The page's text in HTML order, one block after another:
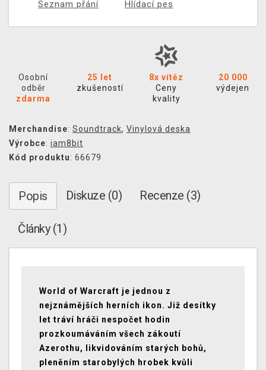
Seznam přání Hlídací pes
Osobní
odběr
zdarma
25 let
zkušeností
8x vítěz
Ceny
kvality
20 000
výdejen
Merchandise: Soundtrack, Vinylová deska
Výrobce: iam8bit
Kód produktu: 66679
Popis Diskuze (0) Recenze (3)
Články (1)
World of Warcraft je jednou z
nejznámějších herních ikon. Již desítky
let tráví hráči nespočet hodin
prozkoumáváním všech zákoutí
Azerothu, likvidováním starých bohů,
pleněním starobylých hrobek kvůli